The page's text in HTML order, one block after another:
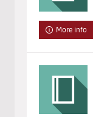
More info